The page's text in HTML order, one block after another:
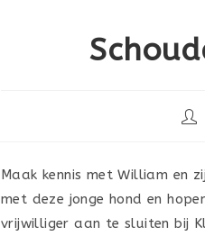
Maak kennis met William en
met deze jonge hond en
vrijwilliger aan te sluiten bij